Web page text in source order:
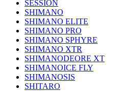
SESSION
SHIMANO
SHIMANO ELITE
SHIMANO PRO
SHIMANO SPHYRE
SHIMANO XTR
SHIMANODEORE XT
SHIMANOICE FLY
SHIMANOSIS
SHITARO